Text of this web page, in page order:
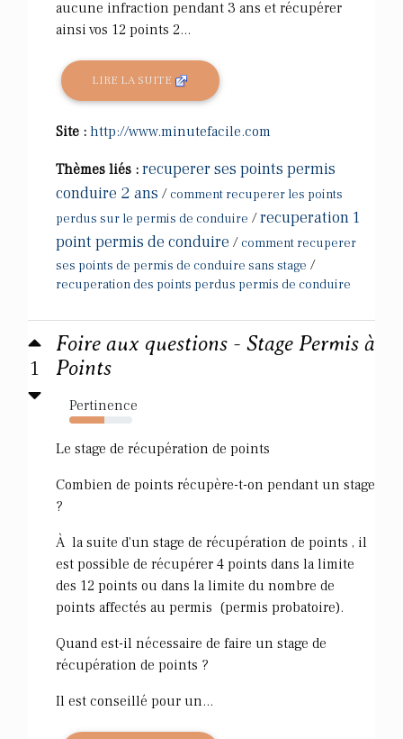
aucune infraction pendant 3 ans et récupérer
ainsi vos 12 points 2...
LIRE LA SUITE
Site : http://www.minutefacile.com
Thèmes liés : recuperer ses points permis
conduire 2 ans / comment recuperer les points
perdus sur le permis de conduire /recuperation 1
point permis de conduire / comment recuperer
ses points de permis de conduire sans stage /
recuperation des points perdus permis de conduire
1
Foire aux questions - Stage Permis à
Points
Pertinence
55%
Le stage de récupération de points
Combien de points récupère-t-on pendant un stage
?
À la suite d'un stage de récupération de points , il
est possible de récupérer 4 points dans la limite
des 12 points ou dans la limite du nombre de
points affectés au permis (permis probatoire).
Quand est-il nécessaire de faire un stage de
récupération de points ?
Il est conseillé pour un...